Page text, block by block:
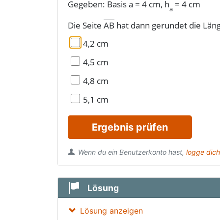
Gegeben: Basis a = 4 cm, ha = 4 cm
Die Seite AB hat dann gerundet die
4,2 cm
4,5 cm
4,8 cm
5,1 cm
Ergebnis prüfen
Wenn du ein Benutzerkonto hast, logge
Lösung
Lösung anzeigen